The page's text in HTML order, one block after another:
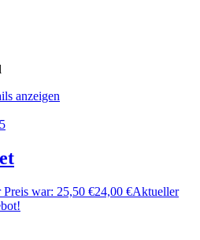
anzeigen
war: 25,50 €24,00 €Aktueller